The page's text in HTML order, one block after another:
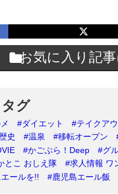
お気に入り記
グ
#ダイエット
#テイクア
史 #温泉 #移転オープン
#かごぶら！Deep
#グ
とこ おしえ隊
#求人情報 ワ
ールを!! #鹿児島エール飯